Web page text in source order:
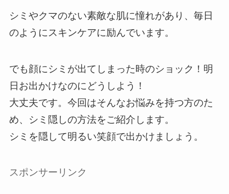
シミやクマのない素敵な肌に憧れがあり、毎日
のようにスキンケアに励んでいます。
でも顔にシミが出てしまった時のショック！明
日お出かけなのにどうしよう！
大丈夫です。今回はそんなお悩みを持つ方のた
め、シミ隠しの方法をご紹介します。
シミを隠して明るい笑顔で出かけましょう。
スポンサーリンク